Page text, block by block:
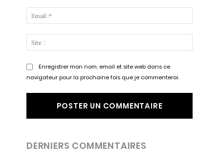
:*
:
Enregistrer mon nom, email et site web dans ce
navigateur pour la prochaine fois que je commenterai.
DERNIERS COMMENTAIRES